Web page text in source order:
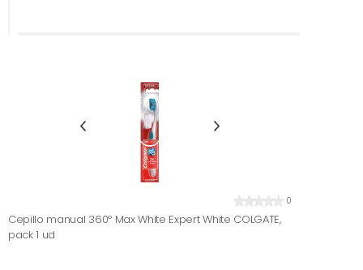
0
Cepillo manual 360º Max White Expert White COLGATE,
pack 1 ud